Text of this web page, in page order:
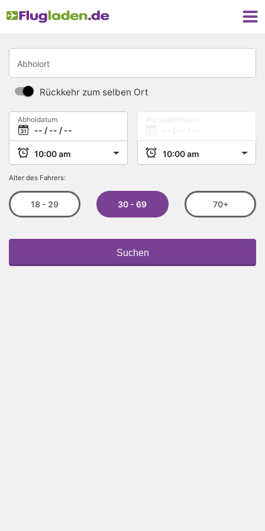
Abholort
Rückkehr zum selben Ort
Abholdatum
Alter des Fahrers:
18 - 29 30 - 69 70+
Suchen